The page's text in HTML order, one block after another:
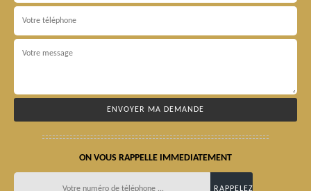
ON VOUS RAPPELLE IMMEDIATEMENT